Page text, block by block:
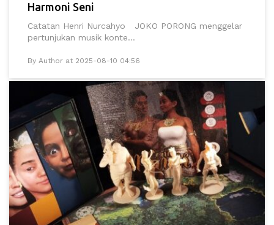
Harmoni Seni
Catatan Henri Nurcahyo JOKO PORONG menggelar
pertunjukan musik konte...
By Author at 2025-08-10 04:56